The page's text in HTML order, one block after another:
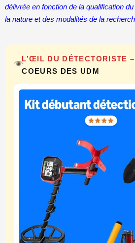
délivrée en fonction de la qualification
la nature et des modalités de la
L’ŒIL DU DÉTECTORISTE
COEURS DES UDM